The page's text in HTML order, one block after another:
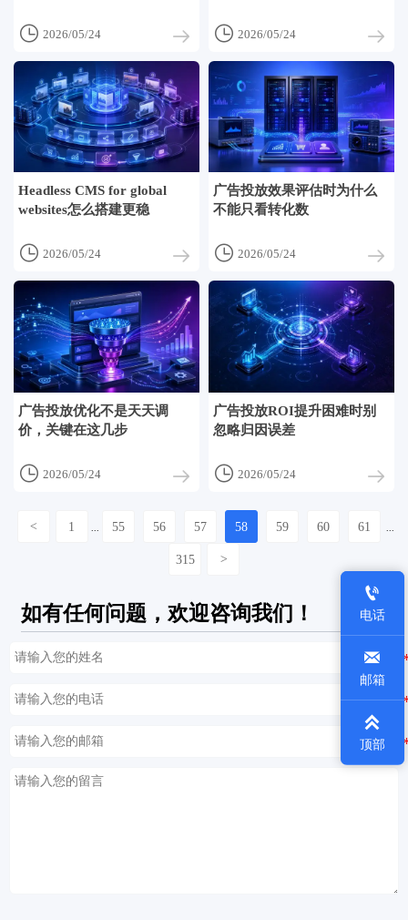
 2026/05/24  2026/05/24
Headless CMS for global
websites怎么搭建更稳
 2026/05/24
广告投放效果评估时为什么
不能只看转化数
 2026/05/24
广告投放优化不是天天调
价，关键在这几步
 2026/05/24
广告投放ROI提升困难时别
忽略归因误差
 2026/05/24
< 1 55 56 57 58 59 60 61
315 >
如有任何问题，欢迎咨询我们！

电话

邮箱

顶部